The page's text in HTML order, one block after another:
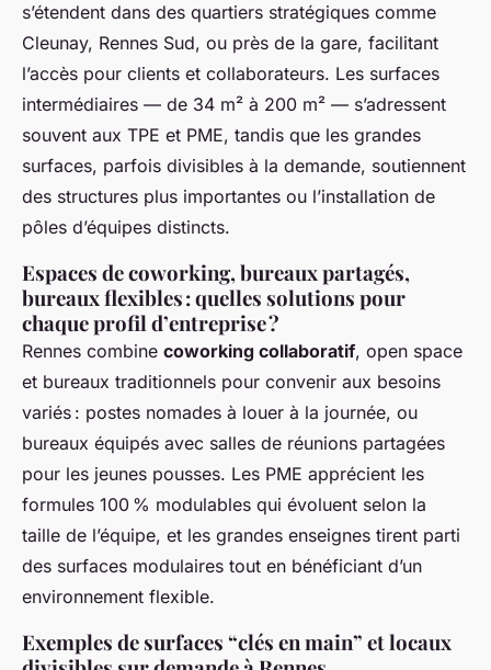
s’étendent dans des quartiers stratégiques comme
Cleunay, Rennes Sud, ou près de la gare, facilitant
l’accès pour clients et collaborateurs. Les surfaces
intermédiaires — de 34 m² à 200 m² — s’adressent
souvent aux TPE et PME, tandis que les grandes
surfaces, parfois divisibles à la demande, soutiennent
des structures plus importantes ou l’installation de
pôles d’équipes distincts.
Espaces de coworking, bureaux partagés,
bureaux flexibles : quelles solutions pour
chaque profil d’entreprise ?
Rennes combine coworking collaboratif, open space
et bureaux traditionnels pour convenir aux besoins
variés : postes nomades à louer à la journée, ou
bureaux équipés avec salles de réunions partagées
pour les jeunes pousses. Les PME apprécient les
formules 100 % modulables qui évoluent selon la
taille de l’équipe, et les grandes enseignes tirent parti
des surfaces modulaires tout en bénéficiant d’un
environnement flexible.
Exemples de surfaces “clés en main” et locaux